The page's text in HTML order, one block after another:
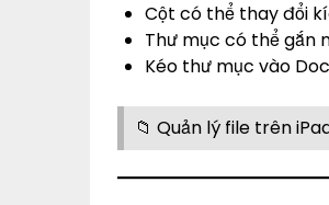
Cột có thể thay đổi
Thư mục có thể gắn
Kéo thư mục vào
📁 Quản lý file trên